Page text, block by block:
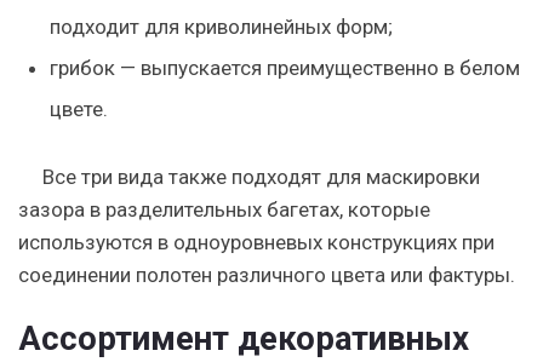
подходит для криволинейных форм;
грибок — выпускается преимущественно в белом
цвете.
Все три вида также подходят для маскировки
зазора в разделительных багетах, которые
используются в одноуровневых конструкциях при
соединении полотен различного цвета или фактуры.
Ассортимент декоративных